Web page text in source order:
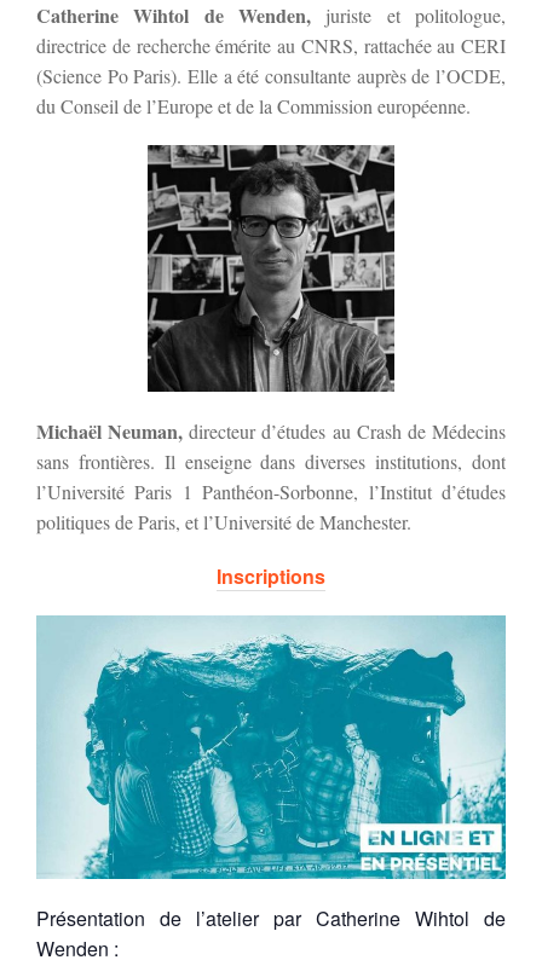
Catherine Wihtol de Wenden, juriste et politologue,
directrice de recherche émérite au CNRS, rattachée au CERI
(Science Po Paris). Elle a été consultante auprès de l’OCDE,
du Conseil de l’Europe et de la Commission européenne.
Michaël Neuman, directeur d’études au Crash de Médecins
sans frontières. Il enseigne dans diverses institutions, dont
l’Université Paris 1 Panthéon-Sorbonne, l’Institut d’études
politiques de Paris, et l’Université de Manchester.
Inscriptions
Présentation de l’atelier par Catherine Wihtol de
Wenden :